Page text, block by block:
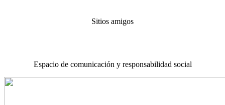
Sitios amigos
Espacio de comunicación y responsabilidad social